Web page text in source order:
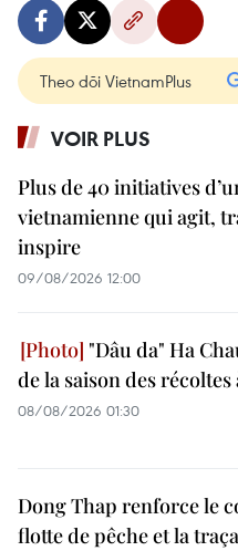
Theo dõi VietnamPlus
VOIR PLUS
Plus de 40 initiatives
vietnamienne qui agit,
inspire
09/08/2026 12:00
"Dâu da" Ha
de la saison des récoltes
08/08/2026 01:30
Dong Thap renforce le
flotte de pêche et la